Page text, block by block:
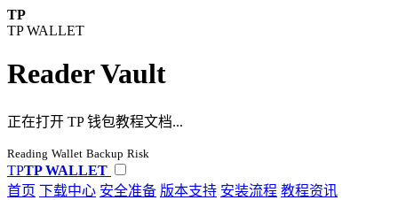
TP
TP WALLET
Reader Vault
正在打开 TP 钱包教程文档...
Reading Wallet Backup Risk
TPTP WALLET
首页 下载中心 安全准备 版本支持 安装流程 教程资讯